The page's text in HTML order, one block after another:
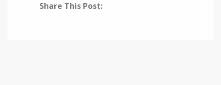
Share This Post: